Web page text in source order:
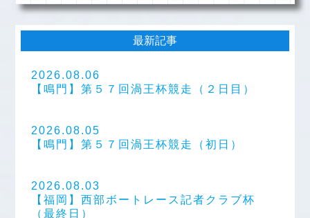
最新記事
2026.08.06
【鳴門】第５７回渦王杯競走（２日目）
2026.08.05
【鳴門】第５７回渦王杯競走（初日）
2026.08.03
【福岡】西部ボートレース記者クラブ杯
（最終日）